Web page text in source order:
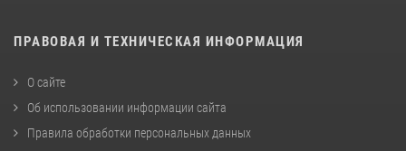
ПРАВОВАЯ И ТЕХНИЧЕСКАЯ ИНФОРМАЦИЯ
О сайте
Об использовании информации сайта
Правила обработки персональных данных